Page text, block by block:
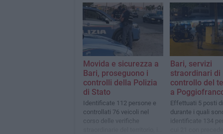
Movida e sicurezza a
Bari, proseguono i
controlli della Polizia
di Stato
Identificate 112 persone e
controllati 76 veicoli nel
corso delle verifiche
Bari, servizi
straordinari di
controllo del
a
Effettuati 5 posti
durante i quali
identificate 134